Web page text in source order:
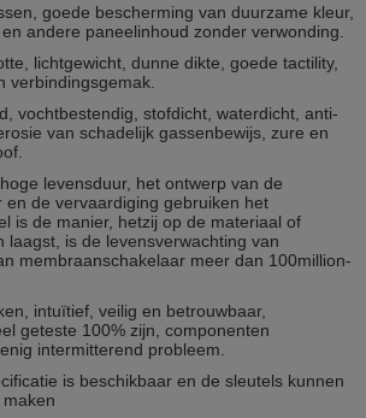
goede bescherming van duurzame kleur,
andere paneelinhoud zonder verwonding.
lichtgewicht, dunne dikte, goede tactility,
verbindingsgemak.
vochtbestendig, stofdicht, waterdicht, anti-
van schadelijk gassenbewijs, zure en
levensduur, het ontwerp van de
en de vervaardiging gebruiken het
is de manier, hetzij op de materiaal of
laagst, is de levensverwachting van
membraanschakelaar meer dan 100million-
intuïtief, veilig en betrouwbaar,
geteste 100% zijn, componenten
intermitterend probleem.
is beschikbaar en de sleutels kunnen